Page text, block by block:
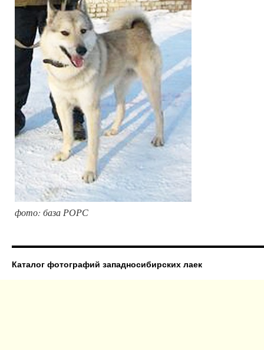
фото: база РОРС
Каталог фотографий западносибирских лаек